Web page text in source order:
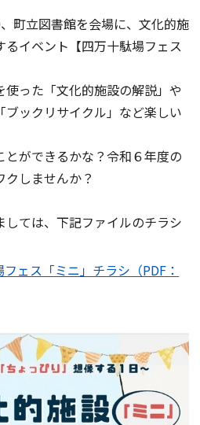
町立図書館を会場に、文化的施
イベント【四万十駄場フェス
った「文化的施設の解説」や
ブックリサイクル」など楽しい
ができるかな？令和６年度の
しませんか？
ては、下記ファイルのチラシ
ェス「ミニ」チラシ（PDF：